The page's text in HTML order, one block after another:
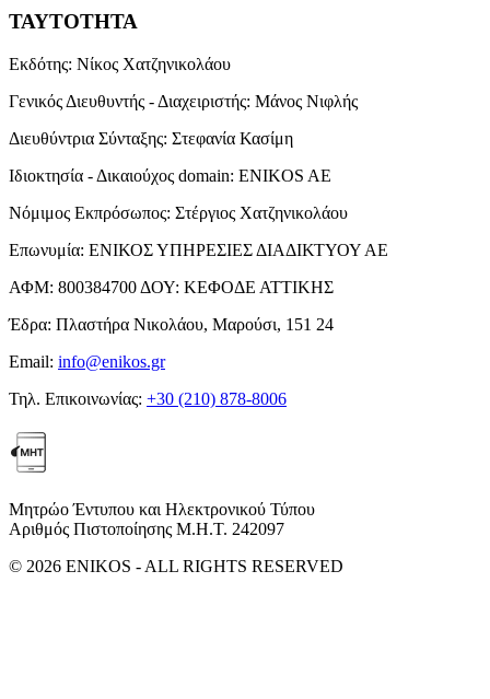
ΤΑΥΤΟΤΗΤΑ
Εκδότης: Νίκος Χατζηνικολάου
Γενικός Διευθυντής - Διαχειριστής: Μάνος Νιφλής
Διευθύντρια Σύνταξης: Στεφανία Κασίμη
Ιδιοκτησία - Δικαιούχος domain: ENIKOS AE
Νόμιμος Εκπρόσωπος: Στέργιος Χατζηνικολάου
Επωνυμία: ΕΝΙΚΟΣ ΥΠΗΡΕΣΙΕΣ ΔΙΑΔΙΚΤΥΟΥ ΑΕ
ΑΦΜ: 800384700 ΔΟΥ: ΚΕΦΟΔΕ ΑΤΤΙΚΗΣ
Έδρα: Πλαστήρα Νικολάου, Μαρούσι, 151 24
Email: info@enikos.gr
Τηλ. Επικοινωνίας: +30 (210) 878-8006
Μητρώο Έντυπου και Ηλεκτρονικού Τύπου
Αριθμός Πιστοποίησης Μ.Η.Τ. 242097
© 2026 ENIKOS - ALL RIGHTS RESERVED